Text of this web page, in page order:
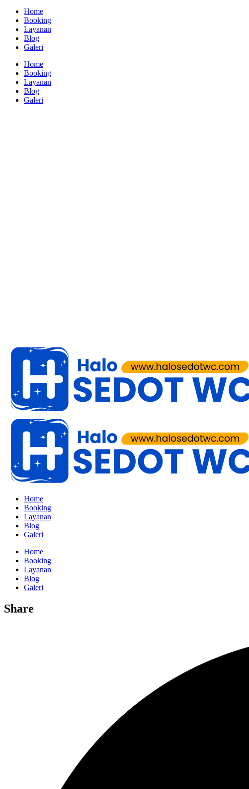
Home
Booking
Layanan
Blog
Galeri
Home
Booking
Layanan
Blog
Galeri
Home
Booking
Layanan
Blog
Galeri
Home
Booking
Layanan
Blog
Galeri
Share